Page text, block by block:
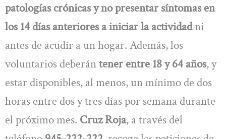
patologías crónicas y no presentar síntomas en
los 14 días anteriores a iniciar la actividadni
antes de acudir a un hogar. Además, los
voluntarios deberántener entre 18 y 64 años, y
estar disponibles, al menos, un mínimo de dos
horas entre dos y tres días por semana durante
el próximo mes. Cruz Roja, a través del